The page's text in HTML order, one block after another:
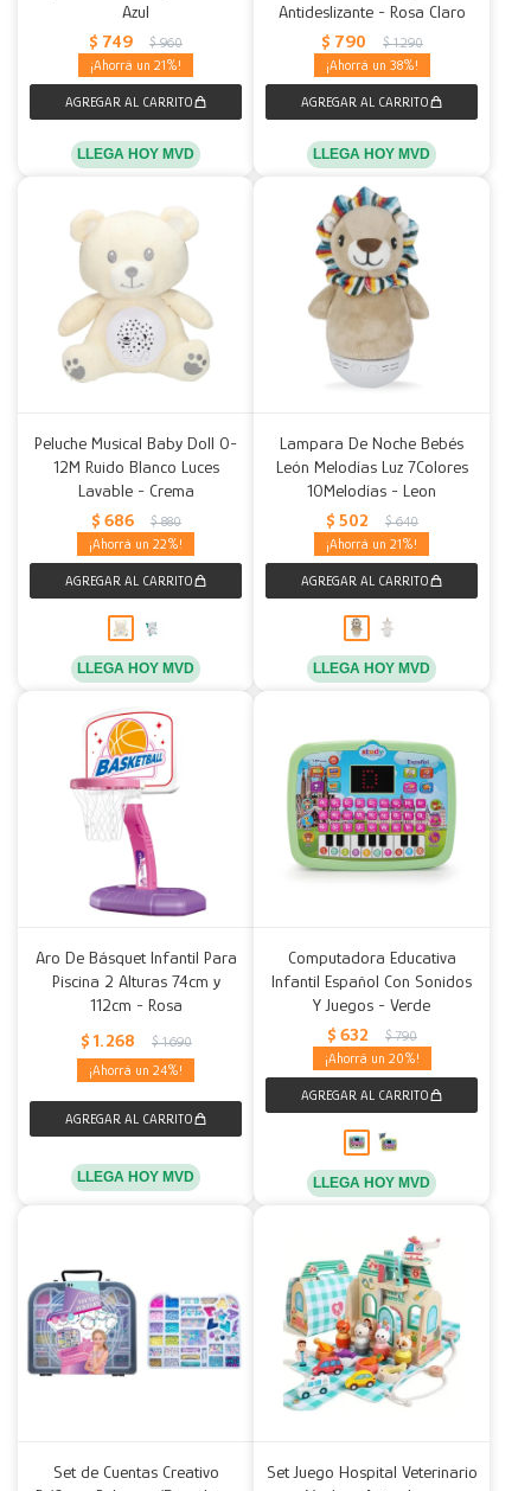
Azul
$ 749 $ 960
21
LLEGA HOY MVD
Antideslizante - Rosa Claro
$ 790 $ 1.290
38
LLEGA HOY MVD
Peluche Musical Baby Doll 0-
12M Ruido Blanco Luces
Lavable - Crema
$ 686 $ 880
22
LLEGA HOY MVD
Lampara De Noche Bebés
León Melodías Luz 7Colores
10Melodías - Leon
$ 502 $ 640
21
LLEGA HOY MVD
Aro De Básquet Infantil Para
Piscina 2 Alturas 74cm y
112cm - Rosa
$ 1.268 $ 1.690
24
LLEGA HOY MVD
Computadora Educativa
Infantil Español Con Sonidos
Y Juegos - Verde
$ 632 $ 790
20
LLEGA HOY MVD
Set de Cuentas Creativo
Set Juego Hospital Veterinario